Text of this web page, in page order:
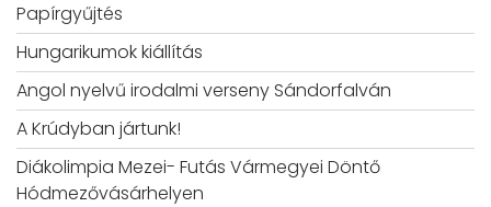
Papírgyűjtés
Hungarikumok kiállítás
Angol nyelvű irodalmi verseny Sándorfalván
A Krúdyban jártunk!
Diákolimpia Mezei- Futás Vármegyei Döntő
Hódmezővásárhelyen